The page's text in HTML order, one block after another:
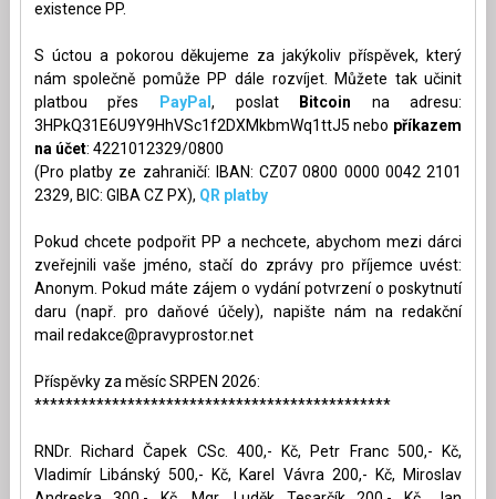
existence PP.
S úctou a pokorou děkujeme za jakýkoliv příspěvek, který
nám společně pomůže PP dále rozvíjet. Můžete tak učinit
platbou přes
PayPal , poslat Bitcoin na adresu:
3HPkQ31E6U9Y9HhVSc1f2DXMkbmWq1ttJ5 nebo příkazem
na účet: 4221012329/0800
(Pro platby ze zahraničí: IBAN: CZ07 0800 0000 0042 2101
2329, BIC: GIBA CZ PX), QR platby
Pokud chcete podpořit PP a nechcete, abychom mezi dárci
zveřejnili vaše jméno, stačí do zprávy pro příjemce uvést:
Anonym. Pokud máte zájem o vydání potvrzení o poskytnutí
daru (např. pro daňové účely), napište nám na redakční
mail redakce@pravyprostor.net
Příspěvky za měsíc SRPEN 2026:
**********************************************
RNDr. Richard Čapek CSc. 400,- Kč, Petr Franc 500,- Kč,
Vladimír Libánský 500,- Kč, Karel Vávra 200,- Kč, Miroslav